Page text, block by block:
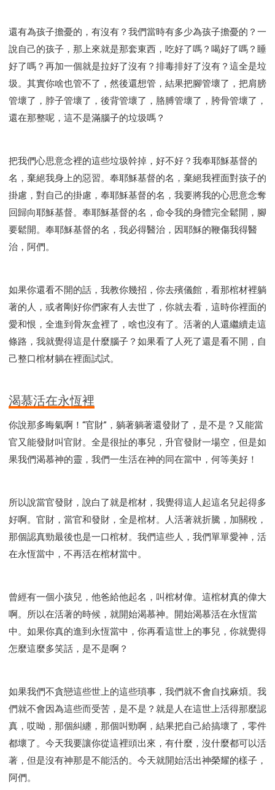
還有為孩子擔憂的，有沒有？我們當時有多少為孩子擔憂的？一
說自己的孩子，那上來就是那套東西，吃好了嗎？喝好了嗎？睡
好了嗎？再加一個就是拉好了沒有？排毒排好了沒有？這全是垃
圾。其實你啥也管不了，然後還想管，結果把腳管壞了，把肩膀
管壞了，脖子管壞了，後背管壞了，胳膊管壞了，胯骨管壞了，
還在那整呢，這不是滿腦子的垃圾嗎？
把我們心思意念裡的這些垃圾幹掉，好不好？我奉耶穌基督的
名，棄絕我身上的惡習。奉耶穌基督的名，棄絕我裡面對孩子的
掛慮，對自己的掛慮，奉耶穌基督的名，我要將我的心思意念奪
回歸向耶穌基督。奉耶穌基督的名，命令我的身體完全鬆開，腳
要鬆開。奉耶穌基督的名，我必得醫治，因耶穌的鞭傷我得醫
治，阿們。
如果你還看不開的話，我教你幾招，你去殯儀館，看那棺材裡躺
著的人，或者剛好你們家有人去世了，你就去看，這時你裡面的
愛和恨，全進到骨灰盒裡了，啥也沒有了。活著的人還繼續走這
條路，我就覺得這是什麼腦子？如果看了人死了還是看不開，自
己整口棺材躺在裡面試試。
渴慕活在永恆裡
你說那多晦氣啊！“官財”，躺著躺著還發財了，是不是？又能當
官又能發財叫官財。全是很扯的事兒，升官發財一場空，但是如
果我們渴慕神的靈，我們一生活在神的同在當中，何等美好！
所以說當官發財，說白了就是棺材，我覺得這人起這名兒起得多
好啊。官財，當官和發財，全是棺材。人活著就折騰，加關稅，
那個認真勁最後也是一口棺材。我們這些人，我們單單愛神，活
在永恆當中，不再活在棺材當中。
曾經有一個小孩兒，他爸給他起名，叫棺材偉。這棺材真的偉大
啊。所以在活著的時候，就開始渴慕神。開始渴慕活在永恆當
中。如果你真的進到永恆當中，你再看這世上的事兒，你就覺得
怎麼這麼多笑話，是不是啊？
如果我們不貪戀這些世上的這些瑣事，我們就不會自找麻煩。我
們就不會因為這些而受苦，是不是？就是人在這世上活得那麼認
真，哎呦，那個糾纏，那個叫勁啊，結果把自己給搞壞了，零件
都壞了。今天我要讓你從這裡頭出來，有什麼，沒什麼都可以活
著，但是沒有神那是不能活的。今天就開始活出神榮耀的樣子，
阿們。